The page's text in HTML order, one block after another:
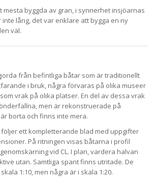
mesta byggda av gran, i synnerhet insjöarnas
inte lång, det var enklare att bygga en ny
väl.
från befintliga båtar som är traditionellt
i bruk, några förvaras på olika museer
vrak på olika platser. En del av dessa vrak
men är rekonstruerade på
borta och finns inte mera.
ett kompletterande blad med uppgifter
På ritningen visas båtarna i profil
vid CL. I plan, vardera halvan
utan. Samtliga spant finns utritade. De
1:10, men några är i skala 1:20.